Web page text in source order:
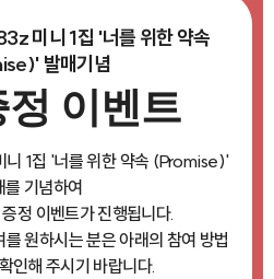
미니 1집 '너를 위한 약속
발매기념
이벤트
1집 '너를 위한 약속 (Promise)'
를 기념하여
정 이벤트가 진행됩니다.
원하시는 분은 아래의 참여 방법
인해 주시기 바랍니다.